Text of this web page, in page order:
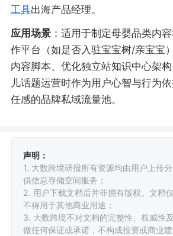
工具出海产品经理。
应用场景：适用于制定母婴品类内
作平台（如是否入驻宝宝树/亲宝宝
内容脚本、优化独立站知识中心架
儿话题运营时作为用户心智与行为
任感的品牌私域流量池。
声明：
1. 大数跨境研报所有资源均由用户上传
供信息存储空间服务；
2. 用户下载文档后并非拥有版权。文档
不得用于其他商业用途；
3. 大数跨境不对文档的完整性、权威性
做任何保证或承诺，不构成投资或商业建